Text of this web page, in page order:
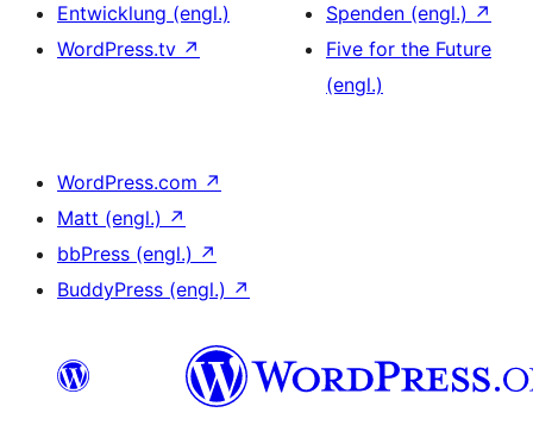
Entwicklung (engl.)
WordPress.tv ↗
Spenden (engl.) ↗
Five for the Future
(engl.)
WordPress.com ↗
Matt (engl.) ↗
bbPress (engl.) ↗
BuddyPress (engl.) ↗